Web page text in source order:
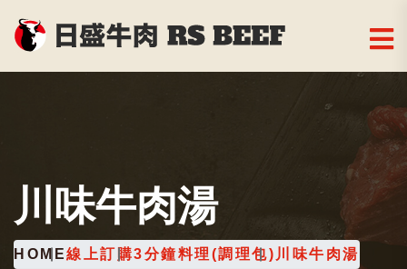
川味牛肉湯
HOME線上訂購3分鐘料理(調理包) 川味牛肉湯